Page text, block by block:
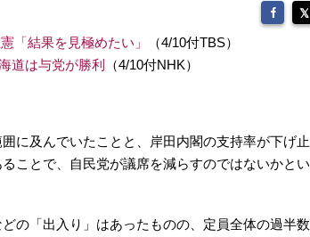
「結果を見極めたい」
（4/10付TBS）
道は与党が勝利 （4/10付NHK）
に及んでいたことと、岸田内閣の支持率が下げ止
ことで、自民党が議席を減らすのではないかとい
の「出入り」はあったものの、定員全体の過半数